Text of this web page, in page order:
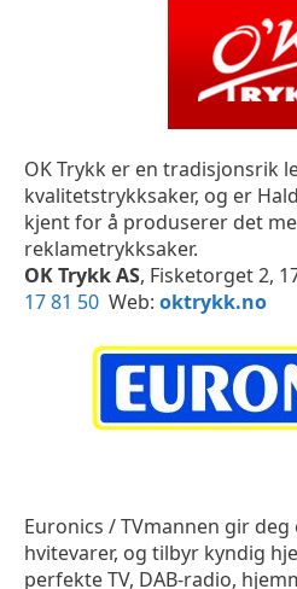
OK Trykk er en tradisjonsrik
kvalitetstrykksaker, og er
kjent for å produserer det
reklametrykksaker.
OK Trykk AS, Fisketorget 2,
17 81 50 Web: oktrykk.no
Euronics / TVmannen gir
hvitevarer, og tilbyr kyndig
perfekte TV, DAB-radio,